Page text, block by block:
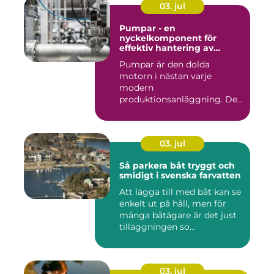
03. jul
Pumpar - en
nyckelkomponent för
effektiv hantering av
Pumpar är den dolda
motorn i nästan varje
modern
produktionsanläggning. De
03. jul
Så parkera båt tryggt och
smidigt i svenska farvatten
Att lägga till med båt kan se
enkelt ut på håll, men för
många båtägare är det just
tilläggningen so...
03. jul